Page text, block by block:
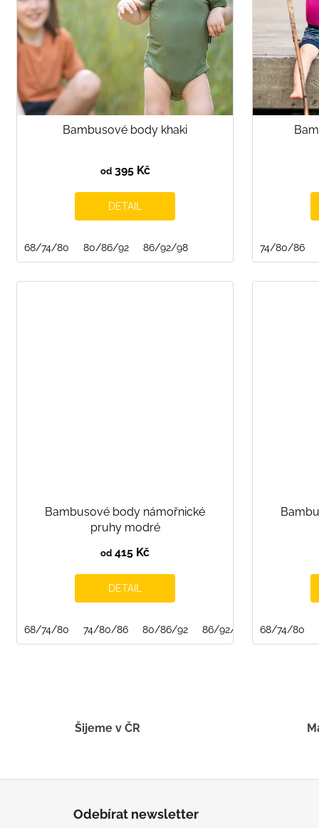
r
o
d
t
ů
Bambusové body khaki
od395 Kč
DETAIL
68/74/80 80/86/92 86/92/98 74/80/86
Bambusové body námořnické
pruhy modré
od 415 Kč
DETAIL
68/74/80 74/80/86 80/86/92 86/92/98 68/74/80
Šijeme v ČR
Odebírat newsletter